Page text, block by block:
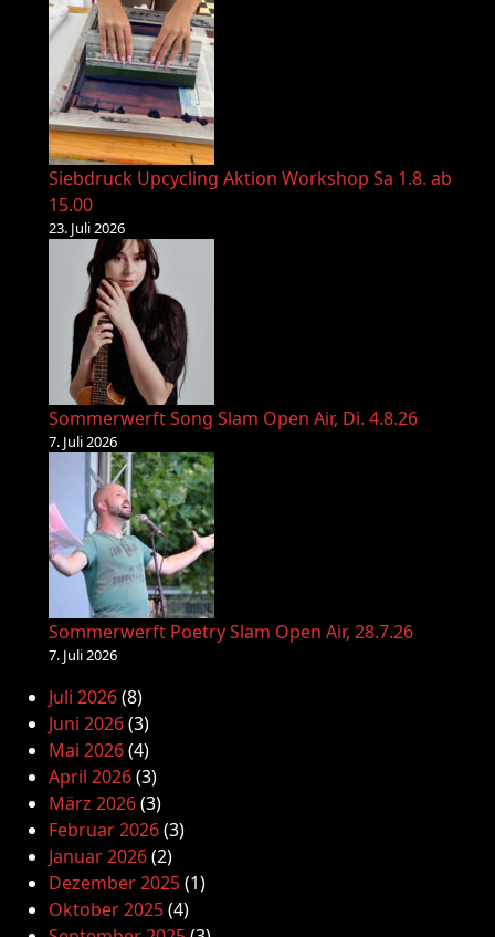
Siebdruck Upcycling Aktion Workshop Sa 1.8. ab
15.00
23. Juli 2026
Sommerwerft Song Slam Open Air, Di. 4.8.26
7. Juli 2026
Sommerwerft Poetry Slam Open Air, 28.7.26
7. Juli 2026
Juli 2026(8)
Juni 2026(3)
Mai 2026(4)
April 2026(3)
März 2026(3)
Februar 2026(3)
Januar 2026(2)
Dezember 2025(1)
Oktober 2025(4)